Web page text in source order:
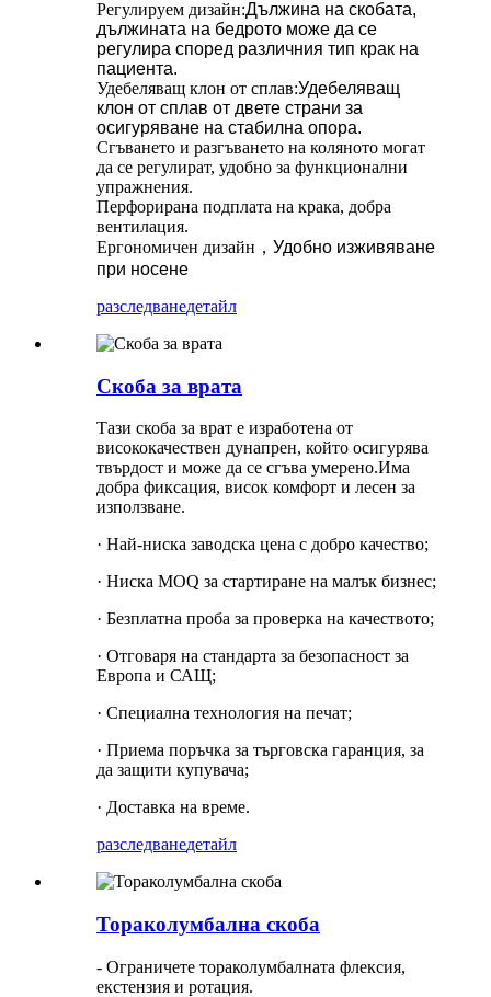
Регулируем дизайн:Дължина на скобата,
дължината на бедрото може да се
регулира според различния тип крак на
пациента.
Удебеляващ клон от сплав:Удебеляващ
клон от сплав от двете страни за
осигуряване на стабилна опора.
Сгъването и разгъването на коляното могат
да се регулират, удобно за функционални
упражнения.
Перфорирана подплата на крака, добра
вентилация.
Ергономичен дизайн ， Удобно изживяване
при носене
разследванедетайл
Скоба за врата
Тази скоба за врат е изработена от
висококачествен дунапрен, който осигурява
твърдост и може да се сгъва умерено.Има
добра фиксация, висок комфорт и лесен за
използване.
· Най-ниска заводска цена с добро качество;
· Ниска MOQ за стартиране на малък бизнес;
· Безплатна проба за проверка на качеството;
· Отговаря на стандарта за безопасност за
Европа и САЩ;
· Специална технология на печат;
· Приема поръчка за търговска гаранция, за
да защити купувача;
· Доставка на време.
разследванедетайл
Тораколумбална скоба
- Ограничете тораколумбалната флексия,
екстензия и ротация.